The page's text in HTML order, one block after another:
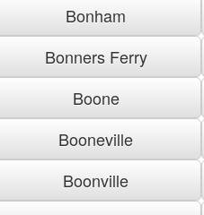
Bonham
Bonners Ferry
Boone
Booneville
Boonville